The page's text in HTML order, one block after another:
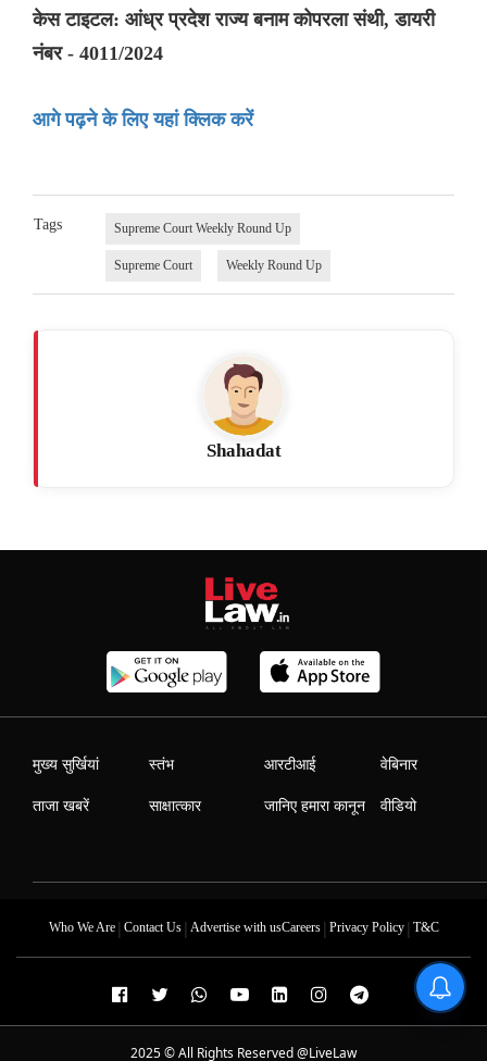
केस टाइटल: आंध्र प्रदेश राज्य बनाम कोपरला संथी, डायरी
नंबर - 4011/2024
आगे पढ़ने के लिए यहां क्लिक करें
Tags Supreme Court Weekly Round Up
Supreme Court Weekly Round Up
Shahadat
मुख्य सुर्खियां
ताजा खबरें
स्तंभ
साक्षात्कार
आरटीआई
जानिए हमारा कानून
वेबिनार
वीडियो
Who We Are| Contact Us| Advertise with usCareers| Privacy Policy| T&C
2025 © All Rights Reserved @LiveLaw